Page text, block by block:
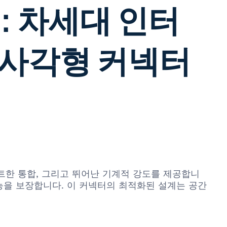
세대 인터
각형 커넥터
통합, 그리고 뛰어난 기계적 강도를 제공합니
보장합니다. 이 커넥터의 최적화된 설계는 공간